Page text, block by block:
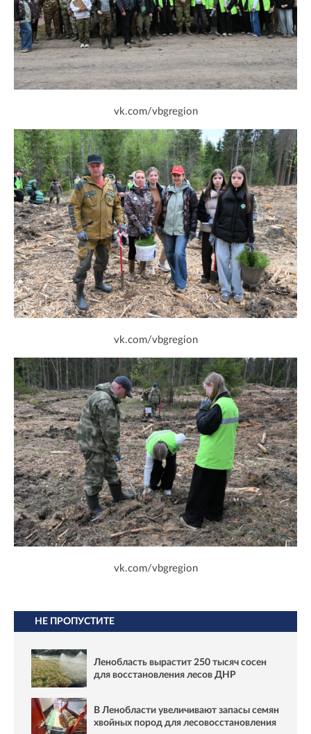
vk.com/vbgregion
vk.com/vbgregion
vk.com/vbgregion
НЕ ПРОПУСТИТЕ
Ленобласть вырастит 250 тысяч сосен
для восстановления лесов ДНР
В Ленобласти увеличивают запасы семян
хвойных пород для лесовосстановления